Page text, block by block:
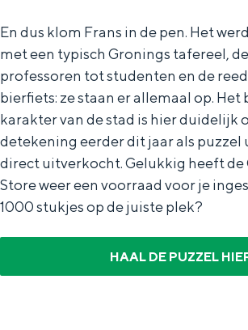
En dus klom Frans in de pen. Het
met een typisch Gronings tafereel,
professoren tot studenten en de
bierfiets: ze staan er allemaal op. Het
karakter van de stad is hier duidelijk
detekening eerder dit jaar als puzzel
direct uitverkocht. Gelukkig heeft de
Store weer een voorraad voor je
1000 stukjes op de juiste plek?
HAAL DE PUZZEL